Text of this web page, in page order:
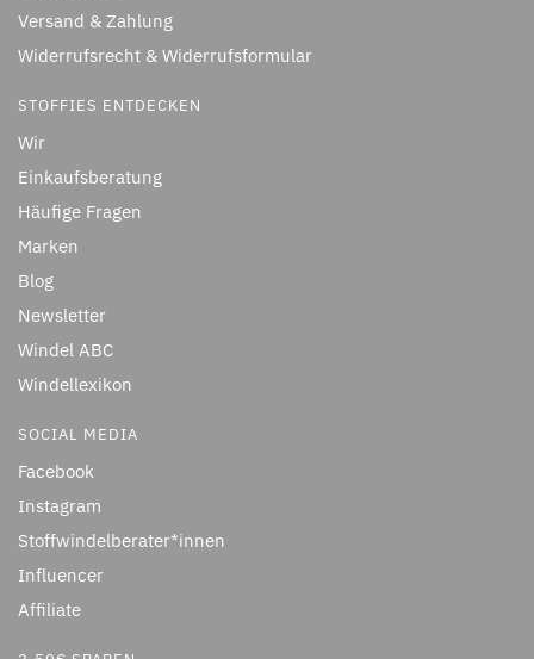
Versand & Zahlung
Widerrufsrecht & Widerrufsformular
STOFFIES ENTDECKEN
Wir
Einkaufsberatung
Häufige Fragen
Marken
Blog
Newsletter
Windel ABC
Windellexikon
SOCIAL MEDIA
Facebook
Instagram
Stoffwindelberater*innen
Influencer
Affiliate